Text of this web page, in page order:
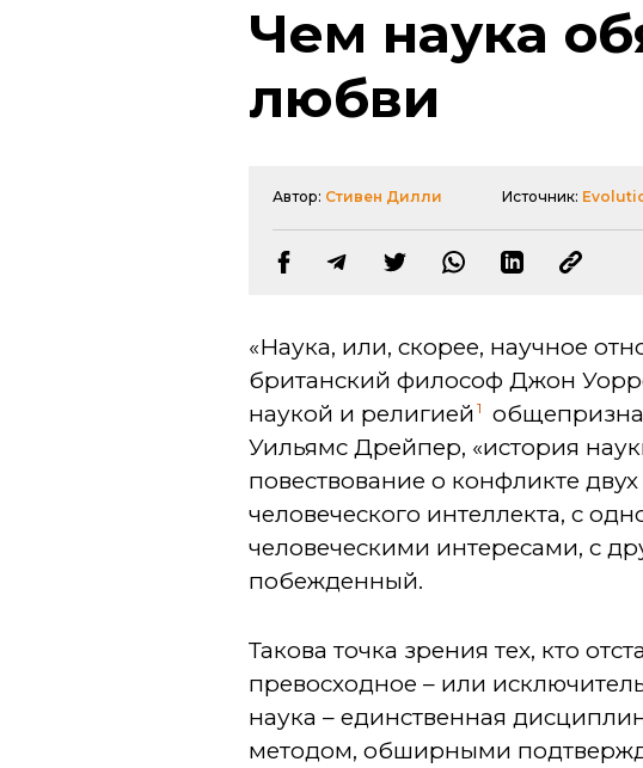
Чем наука
любви
Автор: Стивен Дилли Источник:
«Наука, или, скорее, научное
британский философ Джон
наукой и религией 1
Уильямс Дрейпер, «история
повествование о конфликте
человеческого интеллекта, с
человеческими интересами, с
побежденный.
Такова точка зрения тех, кто
превосходное – или
наука – единственная
методом, обширными